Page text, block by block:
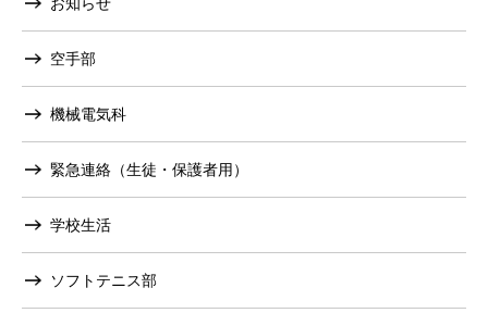
空手部
機械電気科
緊急連絡（生徒・保護者用）
学校生活
ソフトテニス部